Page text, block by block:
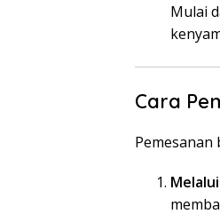
Mulai
Cara
Pemesanan